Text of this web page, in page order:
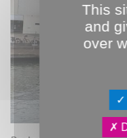
This
and
over